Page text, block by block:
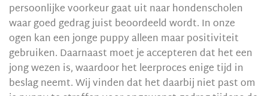
persoonlijke voorkeur gaat uit naar hondenscholen
waar goed gedrag juist beoordeeld wordt. In onze
ogen kan een jonge puppy alleen maar positiviteit
gebruiken. Daarnaast moet je accepteren dat het een
jong wezen is, waardoor het leerproces enige tijd in
beslag neemt. Wij vinden dat het daarbij niet past om